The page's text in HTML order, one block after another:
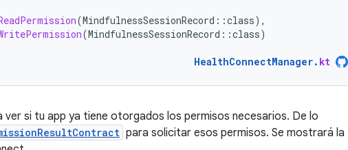
(MindfulnessSessionRecord ::class),
(MindfulnessSessionRecord ::class)
HealthConnectManager. kt
ver si tu app ya tiene otorgados los permisos necesarios. De lo
para solicitar esos permisos. Se mostrará la